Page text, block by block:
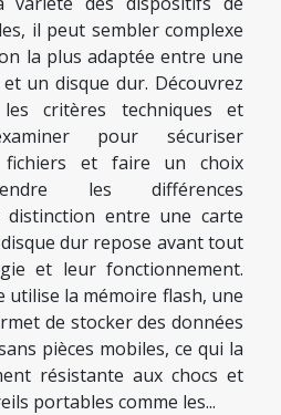
il peut sembler complexe
la plus adaptée entre une
un disque dur. Découvrez
critères techniques et
pour sécuriser
fichiers et faire un choix
les différences
distinction entre une carte
dur repose avant tout
et leur fonctionnement.
utilise la mémoire flash, une
de stocker des données
pièces mobiles, ce qui la
résistante aux chocs et
portables comme les...